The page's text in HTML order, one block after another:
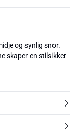
og synlig snor.
skaper en stilsikker